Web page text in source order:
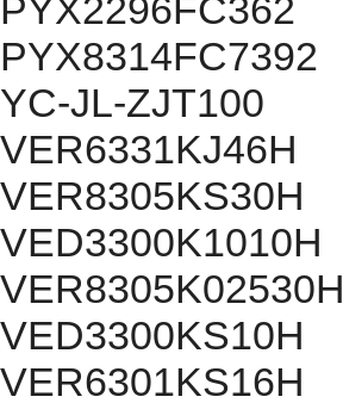
PYX2296FC362
PYX8314FC7392
YC-JL-ZJT100
VER6331KJ46H
VER8305KS30H
VED3300K1010H
VER8305K02530H
VED3300KS10H
VER6301KS16H